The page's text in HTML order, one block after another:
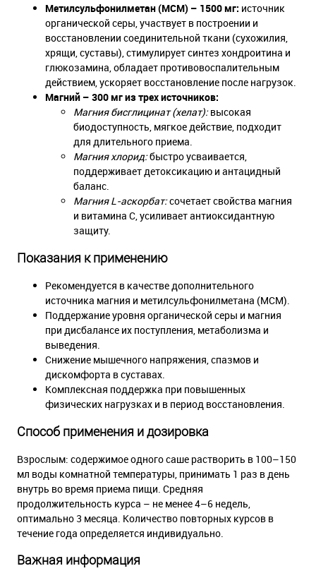
Метилсульфонилметан (МСМ) – 1500 мг: источник
органической серы, участвует в построении и
восстановлении соединительной ткани (сухожилия,
хрящи, суставы), стимулирует синтез хондроитина и
глюкозамина, обладает противовоспалительным
действием, ускоряет восстановление после нагрузок.
Магний – 300 мг из трех источников:
Магния бисглицинат (хелат):высокая
биодоступность, мягкое действие, подходит
для длительного приема.
Магния хлорид:быстро усваивается,
поддерживает детоксикацию и антацидный
баланс.
Магния L-аскорбат:сочетает свойства магния
и витамина С, усиливает антиоксидантную
защиту.
Показания к применению
Рекомендуется в качестве дополнительного
источника магния и метилсульфонилметана (МСМ).
Поддержание уровня органической серы и магния
при дисбалансе их поступления, метаболизма и
выведения.
Снижение мышечного напряжения, спазмов и
дискомфорта в суставах.
Комплексная поддержка при повышенных
физических нагрузках и в период восстановления.
Способ применения и дозировка
Взрослым: содержимое одного саше растворить в 100–150
мл воды комнатной температуры, принимать 1 раз в день
внутрь во время приема пищи. Средняя
продолжительность курса – не менее 4–6 недель,
оптимально 3 месяца. Количество повторных курсов в
течение года определяется индивидуально.
Важная информация